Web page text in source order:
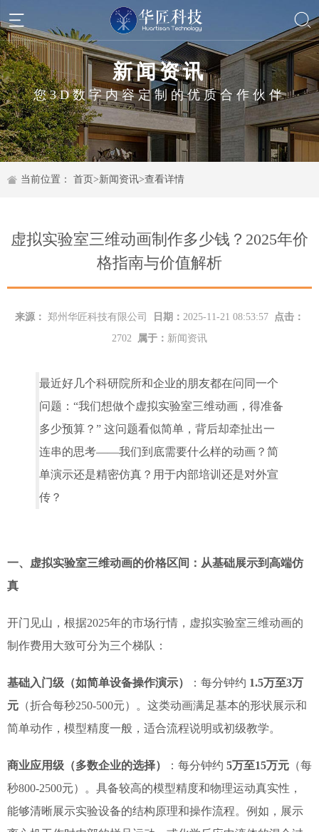
新闻资讯
您3D数字内容定制的优质合作伙伴
当前位置： 首页>新闻资讯>查看详情
虚拟实验室三维动画制作多少钱？2025年价
格指南与价值解析
来源： 郑州华匠科技有限公司 日期： 2025-11-21 08:53:57
点击：
2702
属于： 新闻资讯
最近好几个科研院所和企业的朋友都在问同一个
问题：“我们想做个虚拟实验室三维动画，得准备
多少预算？” 这问题看似简单，背后却牵扯出一
连串的思考——我们到底需要什么样的动画？简
单演示还是精密仿真？用于内部培训还是对外宣
传？
一、虚拟实验室三维动画的价格区间：从基础展示到高端仿
真
开门见山，根据2025年的市场行情，虚拟实验室三维动画的
制作费用大致可分为三个梯队：
基础入门级（如简单设备操作演示） ：每分钟约 1.5万至3万
元 （折合每秒250-500元）。这类动画满足基本的形状展示和
简单动作，模型精度一般，适合流程说明或初级教学。
商业应用级（多数企业的选择） ：每分钟约 5万至15万元 （每
秒800-2500元）。具备较高的模型精度和物理运动真实性，
能够清晰展示实验设备的结构原理和操作流程。例如，展示